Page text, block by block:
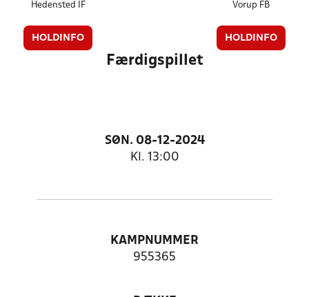
Hedensted IF
HOLDINFO
Vorup FB
HOLDINFO
Færdigspillet
SØN. 08-12-2024
Kl. 13:00
KAMPNUMMER
955365